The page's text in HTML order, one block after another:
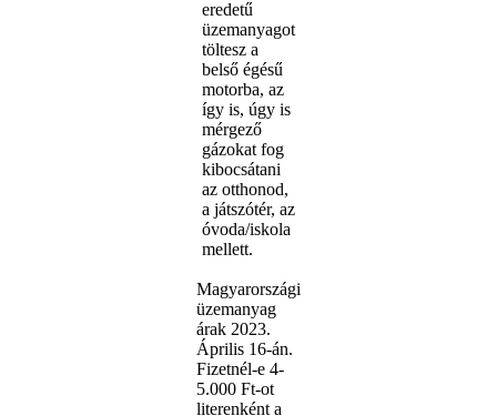
eredetű
üzemanyagot
töltesz a
belső égésű
motorba, az
így is, úgy is
mérgező
gázokat fog
kibocsátani
az otthonod,
a játszótér, az
óvoda/iskola
mellett.
Magyarországi
üzemanyag
árak 2023.
Április 16-án.
Fizetnél-e 4-
5.000 Ft-ot
literenként a